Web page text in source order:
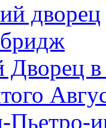
дворец
Дворец
Пьетро-